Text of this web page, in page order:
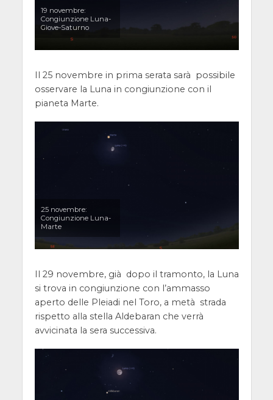
19 novembre:
Congiunzione Luna-
Giove-Saturno
Il 25 novembre in prima serata sarà possibile
osservare la Luna in congiunzione con il
pianeta Marte.
25 novembre:
Congiunzione Luna-
Marte
Il 29 novembre, già dopo il tramonto, la Luna
si trova in congiunzione con l’ammasso
aperto delle Pleiadi nel Toro, a metà strada
rispetto alla stella Aldebaran che verrà
avvicinata la sera successiva.